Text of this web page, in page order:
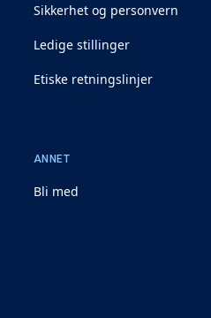
Sikkerhet og personvern
Ledige stillinger
Etiske retningslinjer
ANNET
Bli med